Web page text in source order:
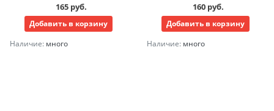
165 руб.
Добавить в корзину
Наличие: много
160 руб.
Добавить в корзину
Наличие: много